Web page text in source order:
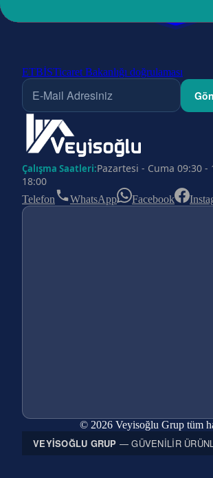
ETBİSTicaret Bakanlığı doğrulaması
Çalışma Saatleri:Pazartesi - Cuma 09:30
18:00
Telefon WhatsApp Facebook
© 2026 Veyisoğlu Grup tüm
VEYISOĞLU GRUP — GÜVENILIR